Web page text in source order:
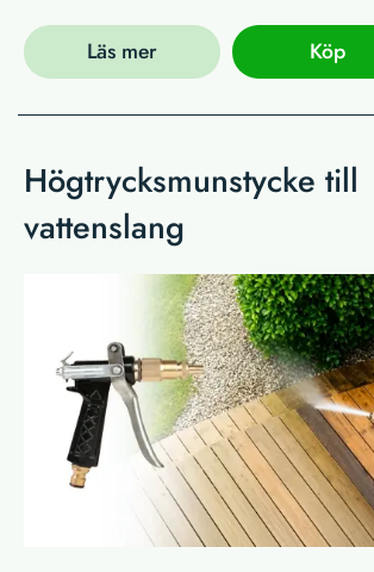
Läs mer Köp
Högtrycksmunstycke till
vattenslang